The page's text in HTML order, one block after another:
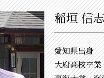
稲垣 信
愛知県出身
大府高校卒業